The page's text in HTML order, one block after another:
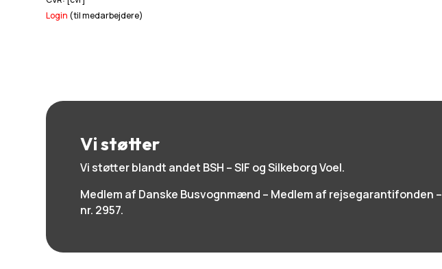
Login (til medarbejdere)
Vi støtter
Vi støtter blandt andet BSH – SIF og Silkeborg Voel.
Medlem af Danske Busvognmænd – Medlem af rejsegarantifonden –
nr. 2957.